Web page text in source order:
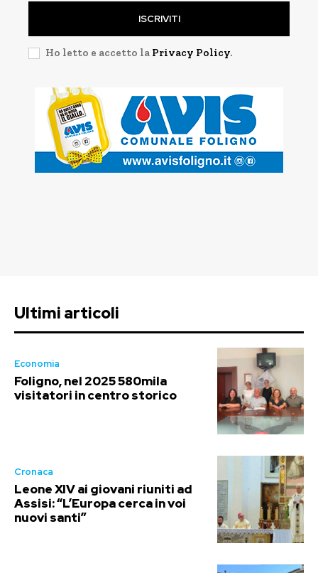
ISCRIVITI
Ho letto e accetto la Privacy Policy.
Ultimi articoli
Economia
Foligno, nel 2025 580mila
visitatori in centro storico
Cronaca
Leone XIV ai giovani riuniti ad
Assisi: “L’Europa cerca in voi
nuovi santi”